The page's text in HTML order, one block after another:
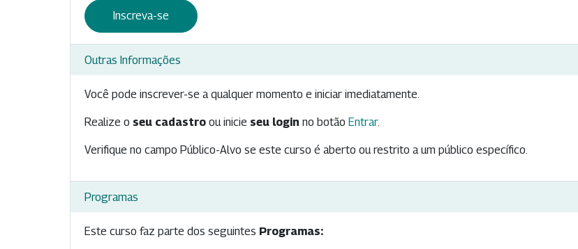
Inscreva-se
Outras Informações
Você pode inscrever-se a qualquer momento e iniciar imediatamente.
Realize o seu cadastro ou inicie seu login no botão Entrar.
Verifique no campo Público-Alvo se este curso é aberto ou restrito a um público específico.
Programas
Este curso faz parte dos seguintes Programas: